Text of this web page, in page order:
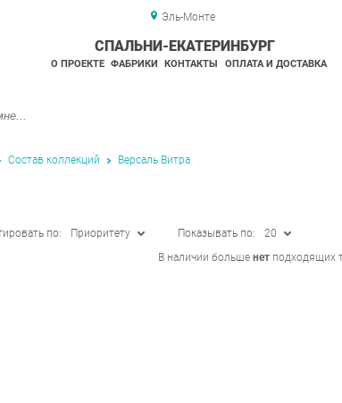
Эль-Монте
СПАЛЬНИ-ЕКАТЕРИНБУРГ
О ПРОЕКТЕ ФАБРИКИ КОНТАКТЫ ОПЛАТА И ДОСТАВКА
Состав коллекций Версаль Витра
по: Приоритету Показывать по:
20
В наличии больше нет подходящих